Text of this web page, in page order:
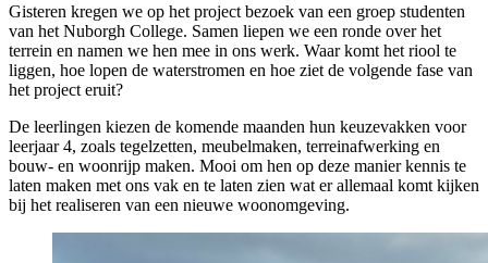
Gisteren kregen we op het project bezoek van een groep studenten
van het Nuborgh College. Samen liepen we een ronde over het
terrein en namen we hen mee in ons werk. Waar komt het riool te
liggen, hoe lopen de waterstromen en hoe ziet de volgende fase van
het project eruit?
De leerlingen kiezen de komende maanden hun keuzevakken voor
leerjaar 4, zoals tegelzetten, meubelmaken, terreinafwerking en
bouw- en woonrijp maken. Mooi om hen op deze manier kennis te
laten maken met ons vak en te laten zien wat er allemaal komt kijken
bij het realiseren van een nieuwe woonomgeving.